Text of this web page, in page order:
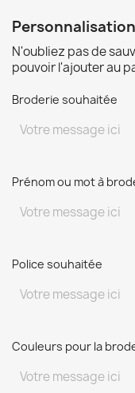
Personnalisation
N'oubliez pas de
pouvoir l'ajouter au
Broderie souhaitée
Prénom ou mot à
Police souhaitée
Couleurs pour la